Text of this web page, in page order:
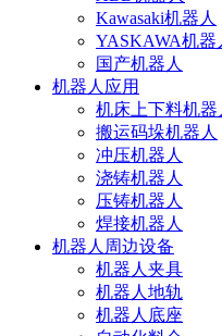
Kawasaki机器人
YASKAWA机器
国产机器人
机器人应用
机床上下料机器
搬运码垛机器人
冲压机器人
浇铸机器人
压铸机器人
焊接机器人
机器人周边设备
机器人夹具
机器人地轨
机器人底座